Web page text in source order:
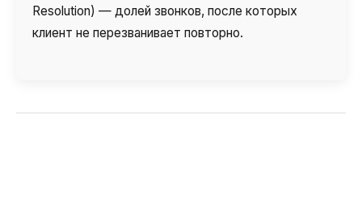
Resolution) — долей звонков, после которых
клиент не перезванивает повторно.